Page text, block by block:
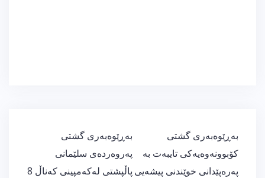
ڕێدۆزیی
بابەت
بەڕێوەبەری گشتی
پەروەردەی سلێمانی
پاڵپشتی لەکەمپینی کەناڵ 8
بەڕێوەبەری گشتی
کۆبوونەوەیەکی تایبەت بە
پەرەپێدانی خوێندنی پیشەیی